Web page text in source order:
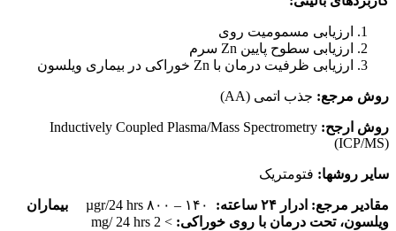
ارزیابی مسمومیت روی
ارزیابی سطوح پایین Zn سرم
ارزیابی ظرفیت درمان با Zn خوراکی در بیماری ویلسون
روش مرجع: جذب اتمی (AA)
روش ارجح: Inductively Coupled Plasma/Mass Spectrometry
(ICP/MS)
سایر روشها: فتومتریک
مقادیر مرجع: ادرار ۲۴ ساعته: ۱۴۰ – ۸۰۰ µgr/24 hrs
بیماران
ویلسون، تحت درمان با روی خوراکی: > 2 mg/ 24 hrs